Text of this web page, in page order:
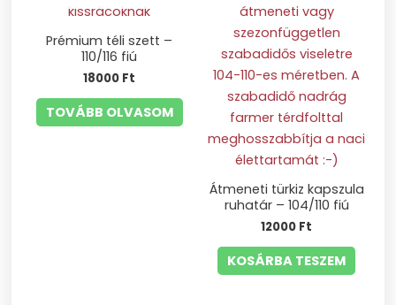
Prémium téli szett –
110/116 fiú
18000 Ft
TOVÁBB OLVASOM
Átmeneti türkiz kapszula
ruhatár – 104/110 fiú
12000 Ft
KOSÁRBA TESZEM